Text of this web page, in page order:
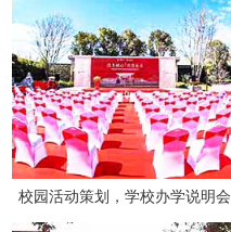
校园活动策划，学校办学说明会